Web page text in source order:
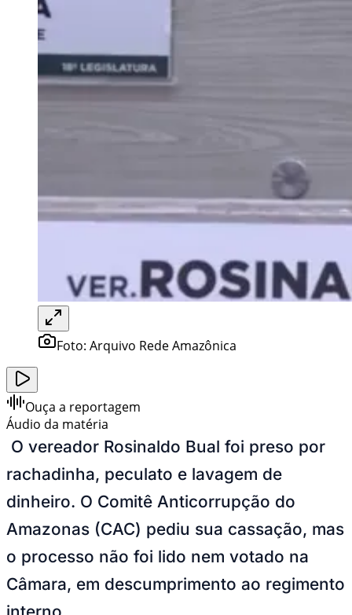
Foto: Arquivo Rede Amazônica
Ouça a reportagem
Áudio da matéria
O vereador Rosinaldo Bual foi preso por
rachadinha, peculato e lavagem de
dinheiro. O Comitê Anticorrupção do
Amazonas (CAC) pediu sua cassação, mas
o processo não foi lido nem votado na
Câmara, em descumprimento ao regimento